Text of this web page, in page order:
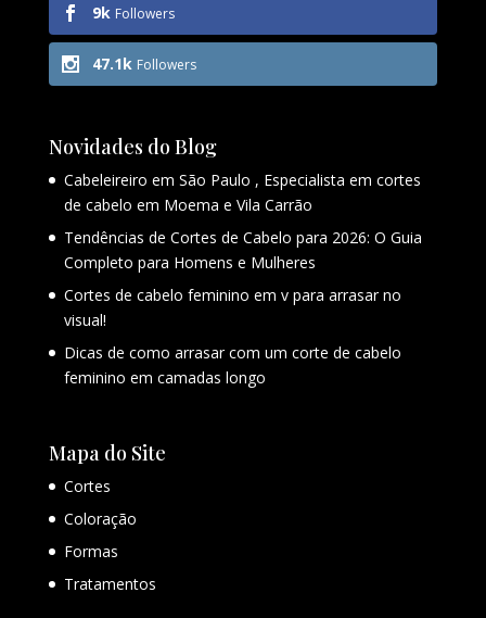
9k Followers
47.1k Followers
Novidades do Blog
Cabeleireiro em São Paulo , Especialista em cortes
de cabelo em Moema e Vila Carrão
Tendências de Cortes de Cabelo para 2026: O Guia
Completo para Homens e Mulheres
Cortes de cabelo feminino em v para arrasar no
visual!
Dicas de como arrasar com um corte de cabelo
feminino em camadas longo
Mapa do Site
Cortes
Coloração
Formas
Tratamentos